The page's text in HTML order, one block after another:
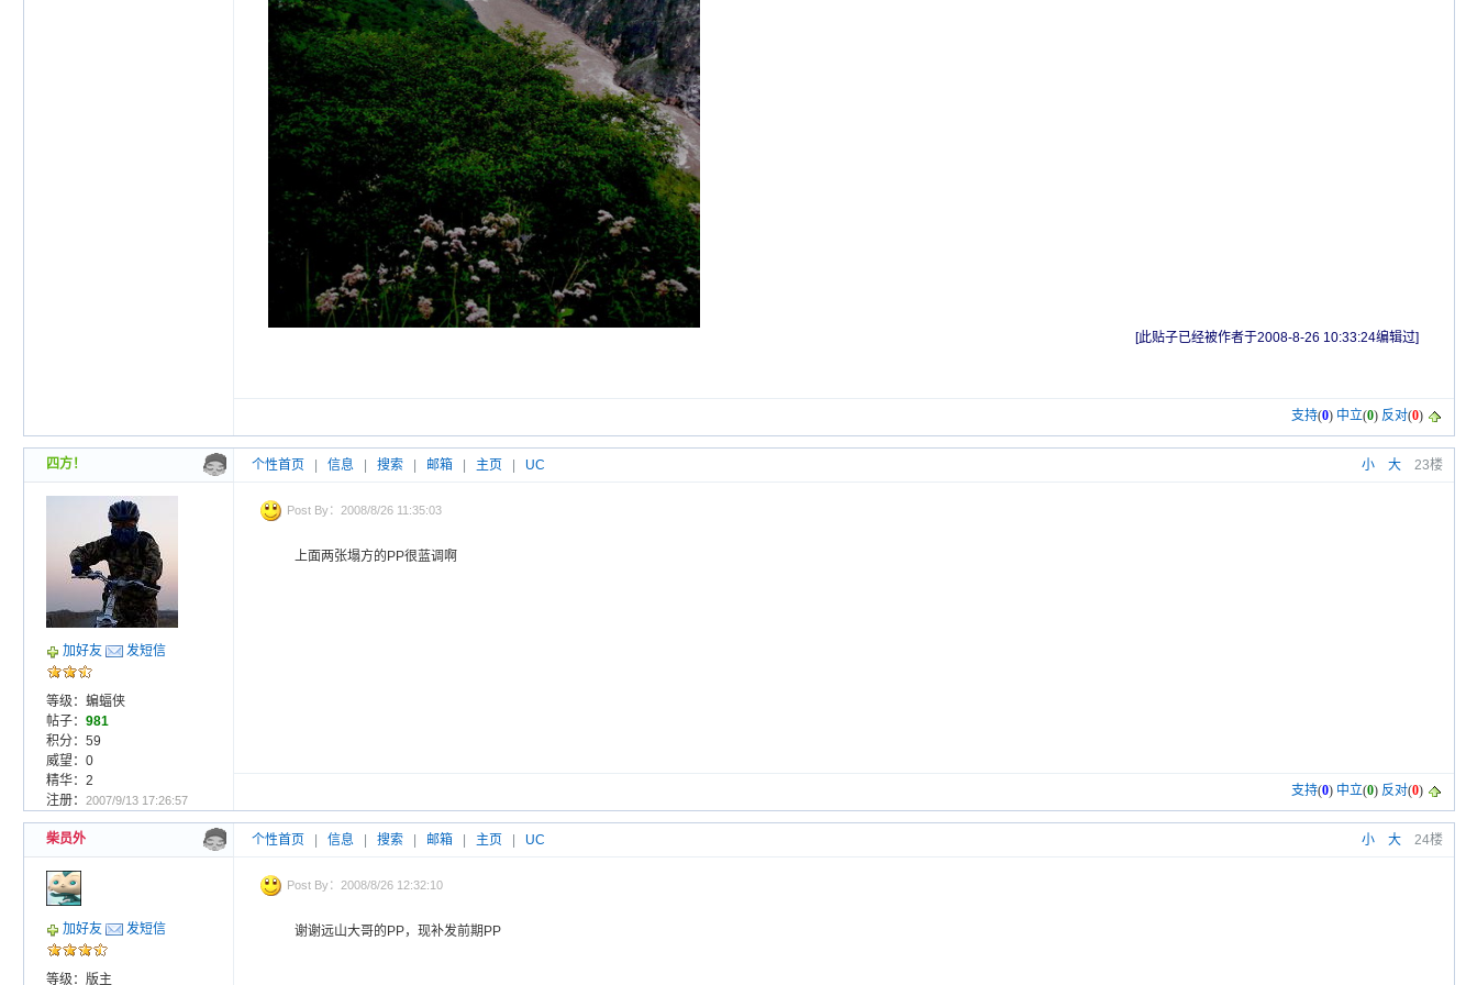
[此贴子已经被作者于2008-8-26 10:33:24编辑过]
支持(0) 中立(0) 反对(0)
四方！ 小 大 23楼
个性首页 信息 搜索 邮箱 主页 UC
加好友 发短信
等级：蝙蝠侠
帖子： 981
积分：59
威望：0
精华：2
注册：
2007/9/13 17:26:57
Post By：2008/8/26 11:35:03
上面两张塌方的PP很蓝调啊
支持(0) 中立(0) 反对(0)
柴员外 小 大 24楼
个性首页 信息 搜索 邮箱 主页 UC
加好友 发短信
等级：版主
Post By：2008/8/26 12:32:10
谢谢远山大哥的PP，现补发前期PP